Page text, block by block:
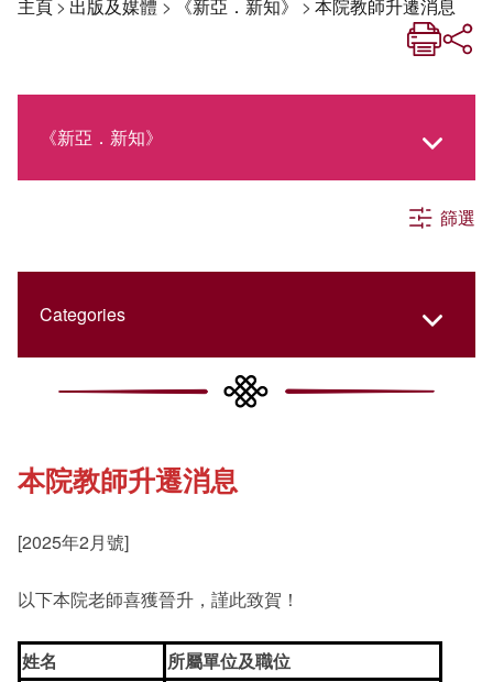
主頁> 出版及媒體 > 《新亞．新知》 > 本院教師升遷消息
《新亞．新知》
社交媒體專欄
《新亞簡訊》
《新亞書院概覽》
新亞影集
篩選
Categories
College Updates
Cultural Topics
Staff Engagement
本院教師升遷消息
[2025年2月號]
以下本院老師喜獲晉升，謹此致賀！
姓名
所屬單位及職位